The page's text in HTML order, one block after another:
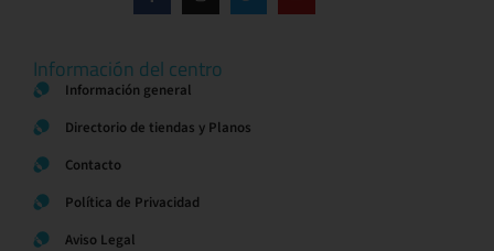
Información del centro
Información general
Directorio de tiendas y Planos
Contacto
Política de Privacidad
Aviso Legal